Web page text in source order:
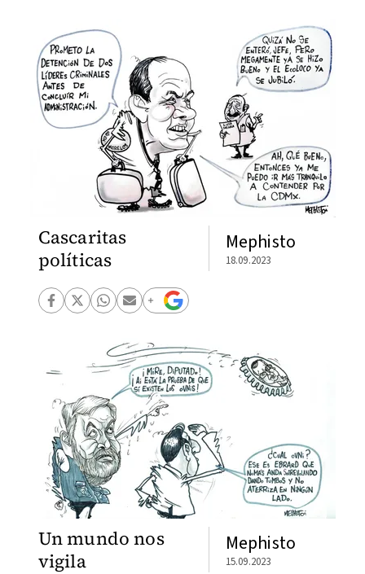
Cascaritas
políticas
Mephisto
18.09.2023
Un mundo nos
vigila
Mephisto
15.09.2023